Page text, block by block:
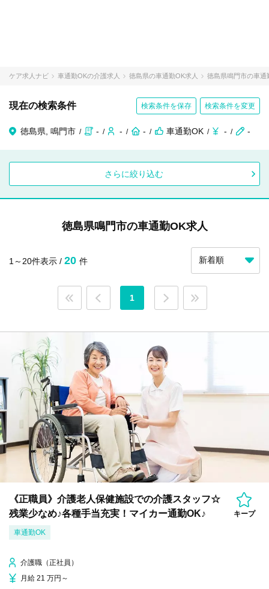
ケア求人ナビ 車通勤OKの介護求人 徳島県の車通勤OK求人 徳島県鳴門市の車通
現在の検索条件 検索条件を保存 検索条件を変更
徳島県, 鳴門市 - - - 車通勤OK - -
さらに絞り込む
徳島県鳴門市の車通勤OK求人
1～20件表示 / 20 件
1
《正職員》介護老人保健施設での介護スタッフ☆
残業少なめ♪各種手当充実！マイカー通勤OK♪
キープ
車通勤OK
介護職（正社員）
月給 21 万円～